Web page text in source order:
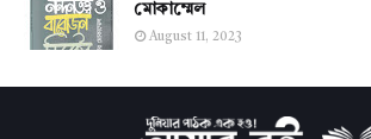
মোকাম্মেল
August 11, 2023